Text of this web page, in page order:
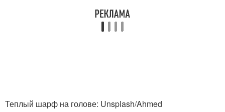
Теплый шарф на голове: Unsplash/Ahmed